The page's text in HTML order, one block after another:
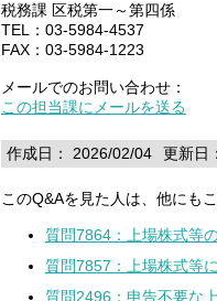
税務課 区税第一～第四係
TEL：03-5984-4537
FAX：03-5984-1223
メールでのお問い合わせ：
この担当課にメールを送る
作成日： 2026/02/04 更新日
このQ&Aを見た人は、他にも
質問7864：上場株式等
質問7857：上場株式等
質問2496：申告不要な